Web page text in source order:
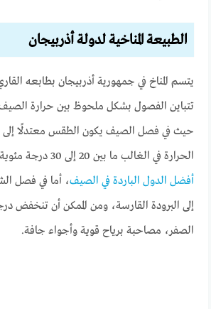
الطبيعة المناخية لدولة أذربيجان
يتسم المناخ في جمهورية أذربيجان بطابعه
تتباين الفصول بشكل ملحوظ بين حرارة الصيف
حيث في فصل الصيف يكون الطقس معتدلًا إلى
الحرارة في الغالب ما بين 20 إلى 30 درجة مئوية، وهذا يجعلها من
أفضل الدول الباردة في الصيف، أما في فصل
إلى البرودة القارسة، ومن الممكن أن تنخفض
الصفر، مصاحبة برياح قوية وأجواء جافة.